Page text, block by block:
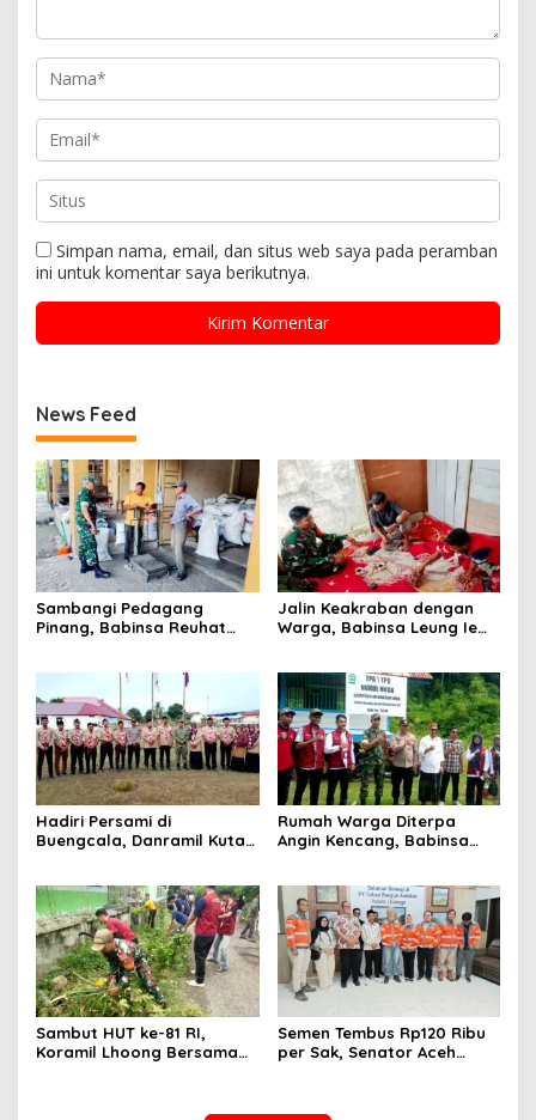
Simpan nama, email, dan situs web saya pada peramban
ini untuk komentar saya berikutnya.
News Feed
Sambangi Pedagang
Pinang, Babinsa Reuhat
Jalin Keakraban dengan
Warga, Babinsa Leung Ie
Hadiri Persami di
Buengcala, Danramil Kuta
Muda
Rumah Warga Diterpa
Angin Kencang, Babinsa
Panik
Sambut HUT ke-81 RI,
Koramil Lhoong Bersama
Semen Tembus Rp120 Ribu
per Sak, Senator Aceh